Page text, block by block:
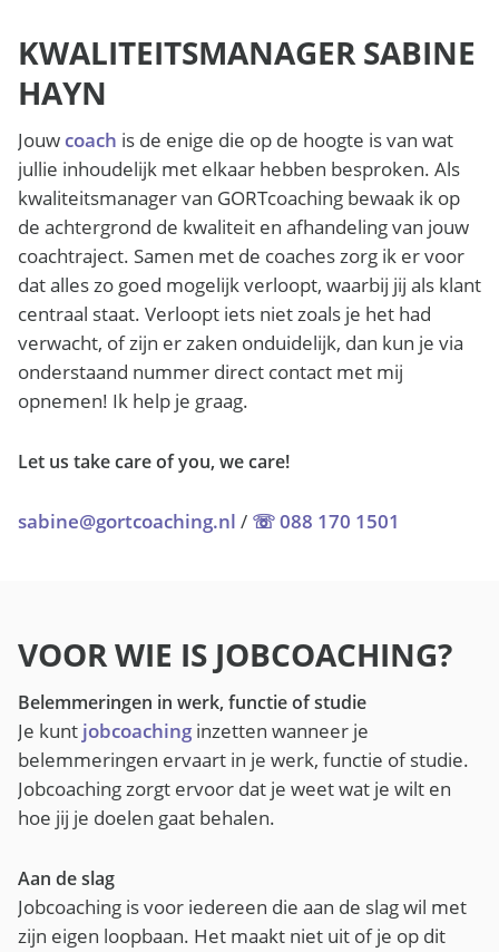
KWALITEITSMANAGER SABINE
HAYN
Jouw coach is de enige die op de hoogte is van wat
jullie inhoudelijk met elkaar hebben besproken. Als
kwaliteitsmanager van GORTcoaching bewaak ik op
de achtergrond de kwaliteit en afhandeling van jouw
coachtraject. Samen met de coaches zorg ik er voor
dat alles zo goed mogelijk verloopt, waarbij jij als klant
centraal staat. Verloopt iets niet zoals je het had
verwacht, of zijn er zaken onduidelijk, dan kun je via
onderstaand nummer direct contact met mij
opnemen! Ik help je graag.
Let us take care of you, we care!
sabine@gortcoaching.nl / ☏ 088 170 1501
VOOR WIE IS JOBCOACHING?
Belemmeringen in werk, functie of studie
Je kunt jobcoaching inzetten wanneer je
belemmeringen ervaart in je werk, functie of studie.
Jobcoaching zorgt ervoor dat je weet wat je wilt en
hoe jij je doelen gaat behalen.
Aan de slag
Jobcoaching is voor iedereen die aan de slag wil met
zijn eigen loopbaan. Het maakt niet uit of je op dit